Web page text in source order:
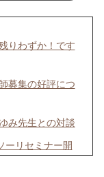
りわずか！です
募集の好評につ
み先生との対談
ーリセミナー開